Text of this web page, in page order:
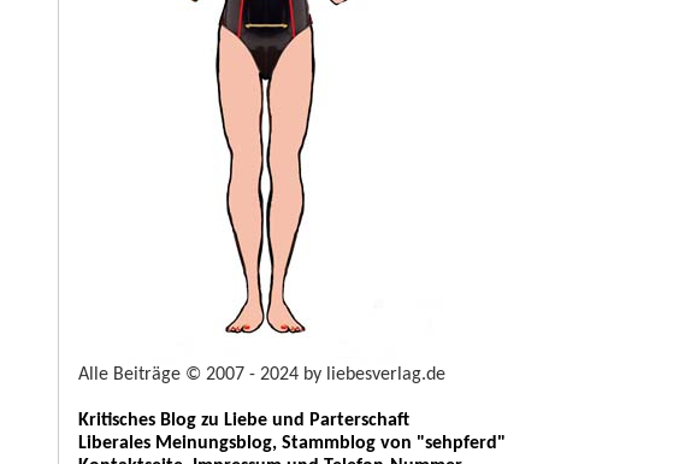
Alle Beiträge © 2007 - 2024 by liebesverlag.de
Kritisches Blog zu Liebe und Parterschaft
Liberales Meinungsblog, Stammblog von "sehpferd"